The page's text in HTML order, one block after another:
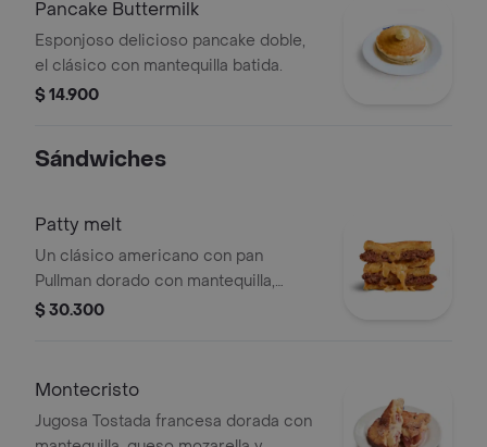
Pancake Buttermilk
Esponjoso delicioso pancake doble,
el clásico con mantequilla batida.
$ 14.900
Sándwiches
Patty melt
Un clásico americano con pan
Pullman dorado con mantequilla,
cebolla fresca, mayonesa, queso
$ 30.300
Montecristo
Jugosa Tostada francesa dorada con